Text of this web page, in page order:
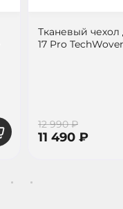
Тканевый чехол
17 Pro
12 990 ₽
11 490 ₽